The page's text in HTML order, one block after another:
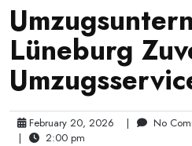
Lüneburg
February 20, 2026 | No
|
2:00 pm